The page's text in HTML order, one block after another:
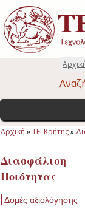
Παράκαμψη προς το
Αρχική »ΤΕΙ Κρήτης»
Διασφάλιση
Ποιότητας
Δομές αξιολόγησης